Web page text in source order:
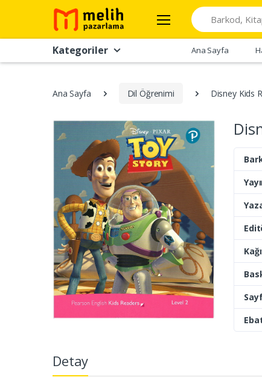
Search
Kategoriler Ana Sayfa
Ana Sayfa Dil Öğrenimi Disney Kids
Detay